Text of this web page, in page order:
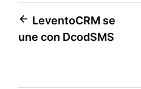
Navegación
de
LeventoCRM se
une con DcodSMS